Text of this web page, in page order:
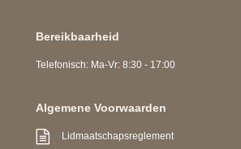
Bereikbaarheid
Telefonisch: Ma-Vr: 8:30 - 17:00
Algemene Voorwaarden
Lidmaatschapsreglement